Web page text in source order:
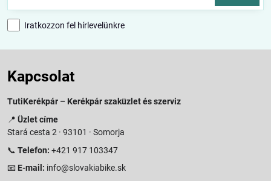
Iratkozzon fel hírlevelünkre
Kapcsolat
TutiKerékpár – Kerékpár szaküzlet és szerviz
📍 Üzlet címe
Stará cesta 2 · 93101 · Somorja
📞 Telefon: +421 917 103347
📧 E-mail: info@slovakiabike.sk